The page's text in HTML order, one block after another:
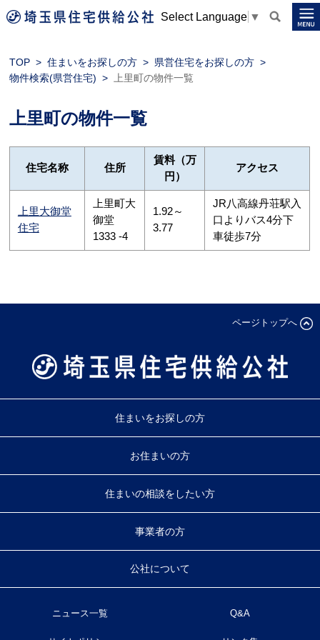
Select Language ▼
TOP 住まいをお探しの方
県営住宅をお探しの方
物件検索(県営住宅)
上里町の物件一覧
上里町の物件一覧
住宅名称 住所
賃料（万
円）
アクセス
上里大御堂
住宅
上里町大
御堂
1333 -4
1.92～
3.77
JR八高線丹荘駅入
口よりバス4分下
車徒歩7分
ページトップへ
住まいをお探しの方
お住まいの方
住まいの相談をしたい方
事業者の方
公社について
ニュース一覧 Q&A